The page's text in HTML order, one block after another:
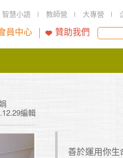
智慧小語 教師營 大專營
員中心 贊助我們
編輯
歷程時，你自 善於運用你